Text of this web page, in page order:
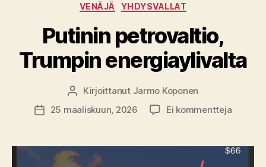
VENÄJÄ
YHDYSVALLAT
Putinin petrovaltio,
Trumpin energiaylivalta
Kirjoittaja
Kirjoittanut Jarmo Koponen
Julkaisupäivämäärä
25 maaliskuun, 2026 Ei kommentteja
Trumpin